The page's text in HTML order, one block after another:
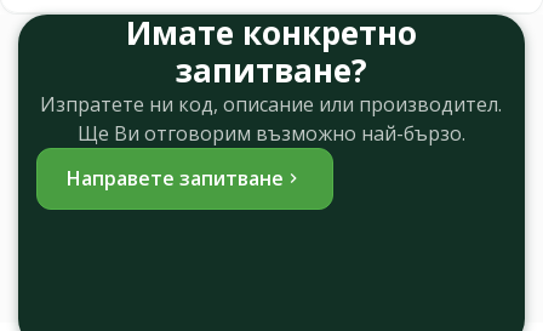
Имате конкретно
запитване?
Изпратете ни код, описание или производител.
Ще Ви отговорим възможно най-бързо.
Направете запитване